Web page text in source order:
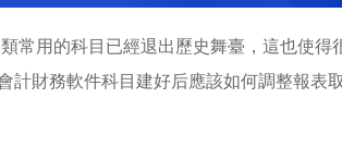
常用的科目已經退出歷史舞臺，這也使
財務軟件科目建好后應該如何調整報表取值